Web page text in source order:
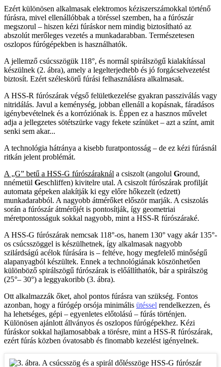
Ezért különösen alkalmasak elektromos kéziszerszámokkal történő
fúrásra, mivel ellenállóbbak a töréssel szemben, ha a fúrószár
megszorul – hiszen kézi fúráskor nem mindig biztosítható az
abszolút merőleges vezetés a munkadarabban. Természetesen
oszlopos fúrógépekben is használhatók.
A jellemző csúcsszögük 118°, és normál spirálszögű kialakítással
készülnek (2. ábra), amely a legelterjedtebb és jó forgácselvezetést
biztosít. Ezért széleskörű fúrási felhasználásra alkalmasak.
A HSS-R fúrószárak végső felületkezelése gyakran passziválás vagy
nitridálás. Javul a keménység, jobban ellenáll a kopásnak, fáradásos
igénybevételnek és a korróziónak is. Éppen ez a hasznos művelet
adja a jellegzetes sötétszürke vagy fekete színüket – azt a színt, amit
senki sem akar...
A technológia hátránya a kisebb furatpontosság – de ez kézi fúrásnál
ritkán jelent problémát.
A „G” betű a HSS-G fúrószáraknál a csiszolt (angolul Ground,
nnémetül Geschliffen) kivitelre utal. A csiszolt fúrószárak profilját
automata gépeken alakítják ki egy előre hőkezelt (edzett)
munkadarabból. A nagyobb átmérőket először marják. A csiszolás
során a fúrószár átmérőjét is pontosítják, így geometriai
méretpontosságuk sokkal nagyobb, mint a HSS-R fúrószáraké.
A HSS-G fúrószárak nemcsak 118°-os, hanem 130° vagy akár 135°-
os csúcsszöggel is készülhetnek, így alkalmasak nagyobb
szilárdságú acélok fúrására is – feltéve, hogy megfelelő minőségű
alapanyagból készültek. Ennek a technológiának köszönhetően
különböző spirálszögű fúrószárak is előállíthatók, bár a spirálszög
(25°– 30°) a leggyakoribb (3. ábra).
Ott alkalmazzák őket, ahol pontos fúrásra van szükség. Fontos
azonban, hogy a fúrógép orsója minimális ütéssel rendelkezzen, és
ha lehetséges, gépi – egyenletes előtolású – fúrás történjen.
Különösen ajánlott állványos és oszlopos fúrógépekhez. Kézi
fúráskor sokkal hajlamosabbak a törésre, mint a HSS-R fúrószárak,
ezért fúrás közben óvatosabb és finomabb kezelést igényelnek.